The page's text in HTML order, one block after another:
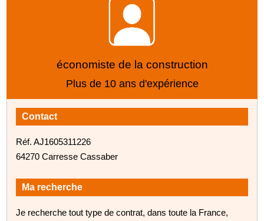
économiste de la construction
Plus de 10 ans d'expérience
Contact
Réf. AJ1605311226
64270 Carresse Cassaber
Ma recherche
Je recherche tout type de contrat, dans toute la France,